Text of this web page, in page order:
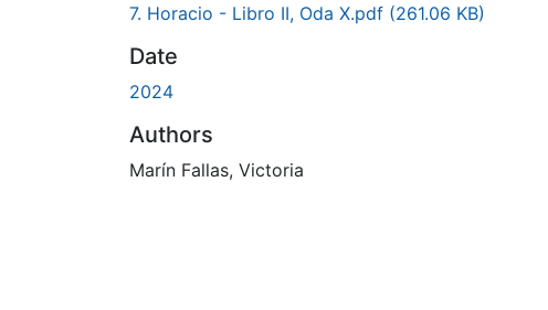
7. Horacio - Libro II, Oda X.pdf (261.06 KB)
Date
2024
Authors
Marín Fallas, Victoria